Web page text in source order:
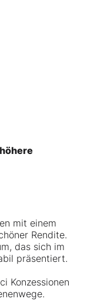
mit einem
Rendite.
das sich im
präsentiert.
Konzessionen